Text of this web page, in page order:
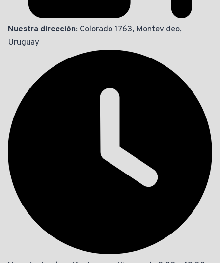
Nuestra dirección: Colorado 1763, Montevideo,
Uruguay